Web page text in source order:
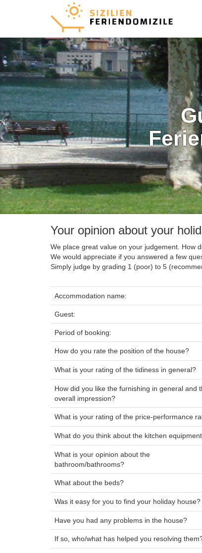
Your opinion about your
We place great value on your judgement. How
We would appreciate if you answered a few
Simply judge by grading 1 (poor) to 5
Accommodation name:
Guest:
Period of booking:
How do you rate the position of the house?
What is your rating of the tidiness in general?
How did you like the furnishing in general and
overall impression?
What is your rating of the price-performance
What do you think about the kitchen
What is your opinion about the
bathroom/bathrooms?
What about the beds?
Was it easy for you to find your holiday house?
Have you had any problems in the house?
If so, who/what has helped you resolving